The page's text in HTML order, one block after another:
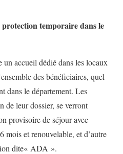
temporaire dans le
accueil dédié dans les locaux
des bénéficiaires, quel
dans le département. Les
de leur dossier, se verront
provisoire de séjour avec
mois et renouvelable, et d’autre
dite« ADA ».